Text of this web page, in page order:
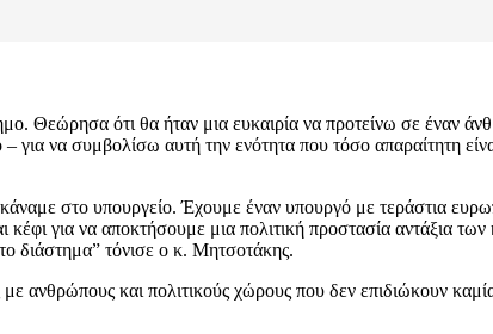
Θεώρησα ότι θα ήταν μια ευκαιρία να προτείνω σε έναν
– για να συμβολίσω αυτή την ενότητα που τόσο απαραίτητη
κάναμε στο υπουργείο. Έχουμε έναν υπουργό με τεράστια
για να αποκτήσουμε μια πολιτική προστασία αντάξια
διάστημα” τόνισε ο κ. Μητσοτάκης.
ανθρώπους και πολιτικούς χώρους που δεν επιδιώκουν